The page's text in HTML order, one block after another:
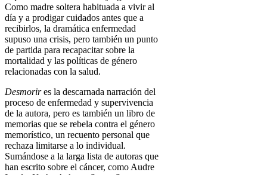
Como madre soltera habituada a vivir al
día y a prodigar cuidados antes que a
recibirlos, la dramática enfermedad
supuso una crisis, pero también un punto
de partida para recapacitar sobre la
mortalidad y las políticas de género
relacionadas con la salud.
Desmorires la descarnada narración del
proceso de enfermedad y supervivencia
de la autora, pero es también un libro de
memorias que se rebela contra el género
memorístico, un recuento personal que
rechaza limitarse a lo individual.
Sumándose a la larga lista de autoras que
han escrito sobre el cáncer, como Audre